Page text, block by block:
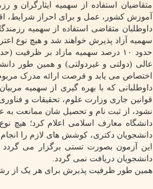
متقاضیان استفاده از سهمیه ایثارگران و
آموزش کشور، عمل و برای احراز شرایط،
داوطلبان متقاضی استفاده از سهمیه
سهمیه آزاد پذیرش خواهند شد و هیچ نوع
حدود ۱۰ درصد سهمیه مازاد بر
اختصاص می یابد و فرصت ارائه مدرک
داوطلبانی که با بهره گیری از سهمیه
قوانین جاری وزارت علوم، تحقیقات و
نشود، از ثبت نام و تحصیل شان ممانعت به
دانشگاه معارف اسلامی اعلام کرد؛ هیچ نوع
دانشجویان دکتری، کوشش های لازم را انجام
این آزمون بصورت تستی برگزار می گردد
دانشجویان دریافت نمی گردد.
همین طور ظرفیت پذیرش برای هر یک از